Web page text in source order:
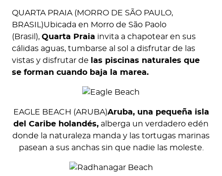
QUARTA PRAIA (MORRO DE SÃO PAULO,
BRASIL)Ubicada en Morro de São Paolo
(Brasil), Quarta Praia invita a chapotear en sus
cálidas aguas, tumbarse al sol a disfrutar de las
vistas y disfrutar de
las piscinas naturales que
se forman cuando baja la marea.
EAGLE BEACH (ARUBA)Aruba, una pequeña isla
del Caribe holandés, alberga un verdadero edén
donde la naturaleza manda y las tortugas marinas
pasean a sus anchas sin que nadie las moleste.